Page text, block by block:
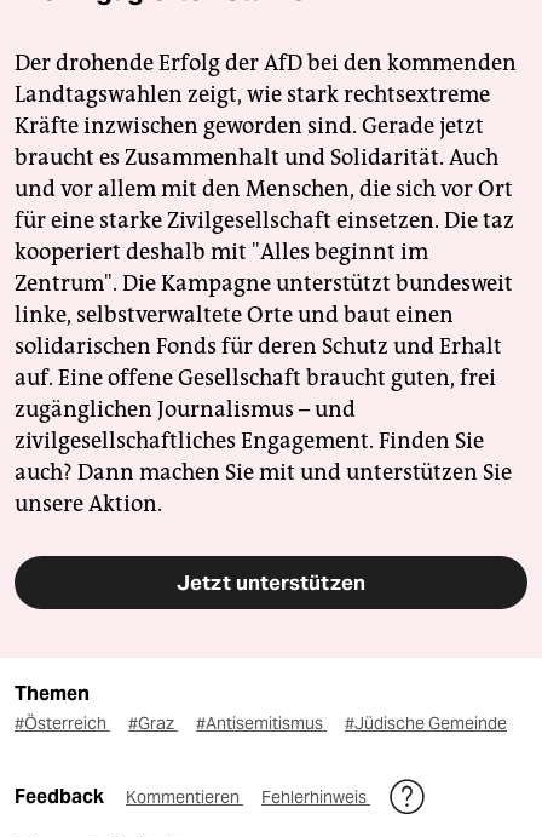
Der drohende Erfolg der AfD bei den kommenden
Landtagswahlen zeigt, wie stark rechtsextreme
Kräfte inzwischen geworden sind. Gerade jetzt
braucht es Zusammenhalt und Solidarität. Auch
und vor allem mit den Menschen, die sich vor Ort
für eine starke Zivilgesellschaft einsetzen. Die taz
kooperiert deshalb mit "Alles beginnt im
Zentrum". Die Kampagne unterstützt bundesweit
linke, selbstverwaltete Orte und baut einen
solidarischen Fonds für deren Schutz und Erhalt
auf. Eine offene Gesellschaft braucht guten, frei
zugänglichen Journalismus – und
zivilgesellschaftliches Engagement. Finden Sie
auch? Dann machen Sie mit und unterstützen Sie
unsere Aktion.
Jetzt unterstützen
Themen
#Österreich #Graz #Antisemitismus #Jüdische Gemeinde
Feedback Kommentieren Fehlerhinweis